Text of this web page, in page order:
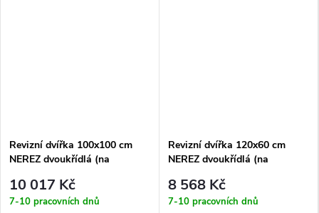
Revizní dvířka 100x100 cm
NEREZ dvoukřídlá (na
10 017 Kč
7-10 pracovních dnů
Revizní dvířka 120x60 cm
NEREZ dvoukřídlá (na
8 568 Kč
7-10 pracovních dnů